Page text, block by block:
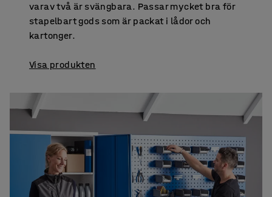
varav två är svängbara. Passar mycket bra för
stapelbart gods som är packat i lådor och
kartonger.
Visa produkten